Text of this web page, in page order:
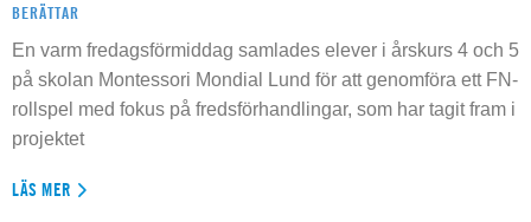
BERÄTTAR
En varm fredagsförmiddag samlades elever i årskurs 4 och 5
på skolan Montessori Mondial Lund för att genomföra ett FN-
rollspel med fokus på fredsförhandlingar, som har tagit fram i
projektet
LÄS MER